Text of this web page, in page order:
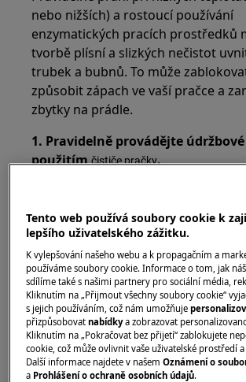
nebo nižších) a rostoucí používání
enzymatických pracích prostředků
tvorbě plísní a slizkých nečistot
trubek a bubnů. To může
způsobit zápach ve vaší pračce a
zbytky na prádle.
1. Pravidelně provádějte
použitímčističe pračky.
Tento web používá soubory cookie k
lepšího uživatelského zážitku.
K vylepšování našeho webu a k propagačním a
používáme soubory cookie. Informace o tom, jak
sdílíme také s našimi partnery pro sociální média,
Kliknutím na „Přijmout všechny soubory cookie“
s jejich používáním, což nám umožňuje
přizpůsobovatnabídkya zobrazovat
Kliknutím na „Pokračovat bez přijetí“ zablokujete
cookie, což může ovlivnit vaše uživatelské prostředí
Další informace najdete v našemOznámení o
a Prohlášení o ochraně osobních údajů.